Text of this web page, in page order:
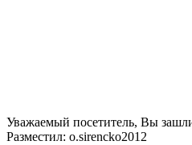
Уважаемый посетитель, Вы
Разместил: o.sirencko2012